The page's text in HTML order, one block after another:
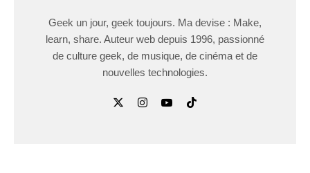
Geek un jour, geek toujours. Ma devise : Make,
learn, share. Auteur web depuis 1996, passionné
de culture geek, de musique, de cinéma et de
nouvelles technologies.